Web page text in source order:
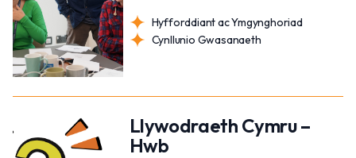
Hyfforddiant ac Ymgynghoriad
Cynllunio Gwasanaeth
Llywodraeth Cymru –
Hwb